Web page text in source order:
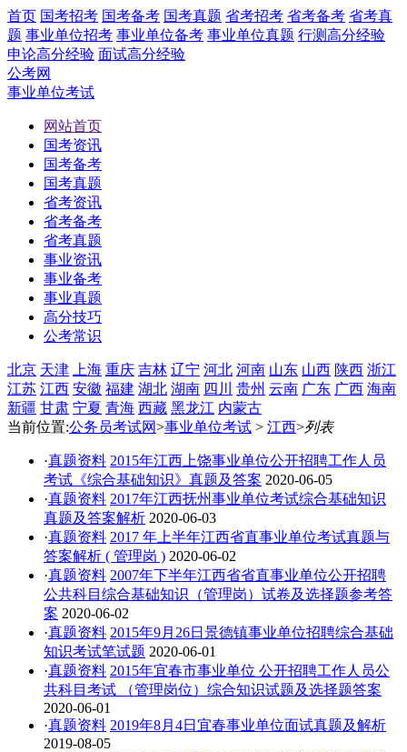
首页 国考招考 国考备考 国考真题 省考招考 省考备考 省考真
题 事业单位招考 事业单位备考 事业单位真题 行测高分经验
申论高分经验 面试高分经验
公考网
事业单位考试
网站首页
国考资讯
国考备考
国考真题
省考资讯
省考备考
省考真题
事业资讯
事业备考
事业真题
高分技巧
公考常识
北京 天津 上海 重庆 吉林 辽宁 河北 河南 山东 山西 陕西 浙江
江苏 江西 安徽 福建 湖北 湖南 四川 贵州 云南 广东 广西 海南
新疆 甘肃 宁夏 青海 西藏 黑龙江 内蒙古
当前位置:公务员考试网>事业单位考试 > 江西>列表
·真题资料 2015年江西上饶事业单位公开招聘工作人员
考试《综合基础知识》真题及答案 2020-06-05
·真题资料 2017年江西抚州事业单位考试综合基础知识
真题及答案解析 2020-06-03
·真题资料 2017 年上半年江西省直事业单位考试真题与
答案解析 ( 管理岗 ) 2020-06-02
·真题资料 2007年下半年江西省省直事业单位公开招聘
公共科目综合基础知识（管理岗）试卷及选择题参考答
案 2020-06-02
·真题资料 2015年9月26日景德镇事业单位招聘综合基础
知识考试笔试题 2020-06-01
·真题资料 2015年宜春市事业单位 公开招聘工作人员公
共科目考试 （管理岗位）综合知识试题及选择题答案
2020-06-01
·真题资料 2019年8月4日宜春事业单位面试真题及解析
2019-08-05